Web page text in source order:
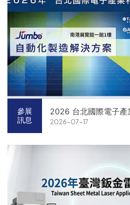
參展
訊息
2026 台北國際電子產
2026-07-17